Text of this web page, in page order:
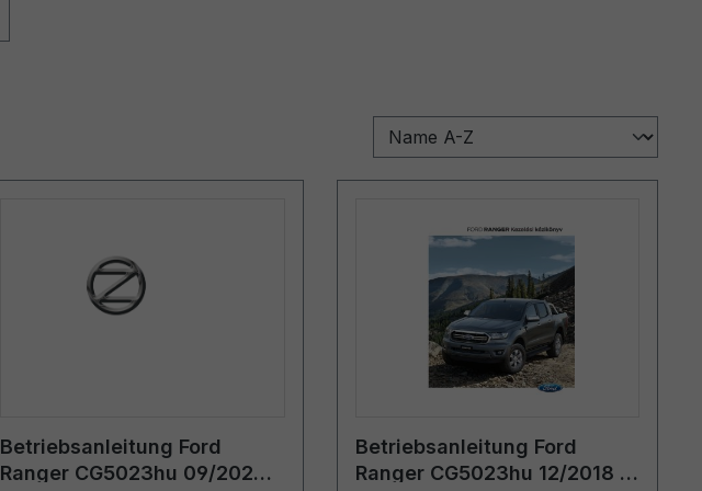
Betriebsanleitung Ford
Ranger CG5023hu 09/2020 -
Betriebsanleitung Ford
Ranger CG5023hu 12/2018 -